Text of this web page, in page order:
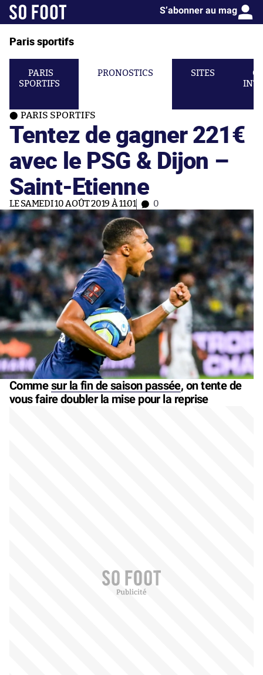
S’abonner au mag
Paris sportifs
PARIS
SPORTIFS
PRONOSTICS SITES
PARIS SPORTIFS
Tentez de gagner 221€
avec le PSG & Dijon –
Saint-Etienne
LE SAMEDI 10 AOÛT 2019 À 11:01 0
Commesur la fin de saison passée, on tente de
vous faire doubler la mise pour la reprise